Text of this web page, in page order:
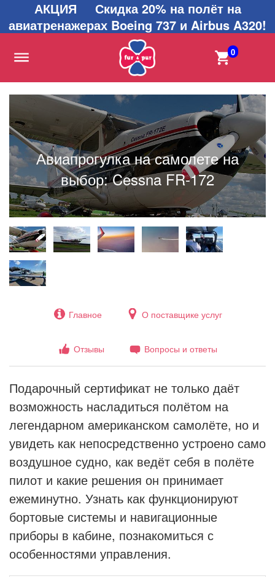
АКЦИЯ Скидка 20% на полёт на
авиатренажерах Boeing 737 и Airbus A320!
0
Авиапрогулка на самолете на
выбор: Cessna FR-172
Главное О поставщике услуг
Отзывы Вопросы и ответы
Подарочный сертификат не только даёт
возможность насладиться полётом на
легендарном американском самолёте, но и
увидеть как непосредственно устроено само
воздушное судно, как ведёт себя в полёте
пилот и какие решения он принимает
ежеминутно. Узнать как функционируют
бортовые системы и навигационные
приборы в кабине, познакомиться с
особенностями управления.